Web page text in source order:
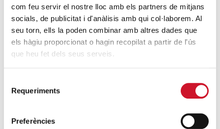
com feu servir el nostre lloc amb els partners de mitjans
socials, de publicitat i d'anàlisis amb qui col·laborem. Al
seu torn, ells la poden combinar amb altres dades que
els hàgiu proporcionat o hagin recopilat a partir de l'ús
que heu fet dels seus serveis.
Requeriments
Preferències
SEGUEIX LLEGINT
Descarrega’t el «Qui és qui?, en el portal de
Betlem»
SEGUEIX LLEGINT
4 maneres d’ajudar durant el confinament
del COVID-19